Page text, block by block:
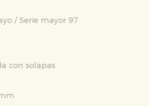
/ Serie mayor 97
con solapas